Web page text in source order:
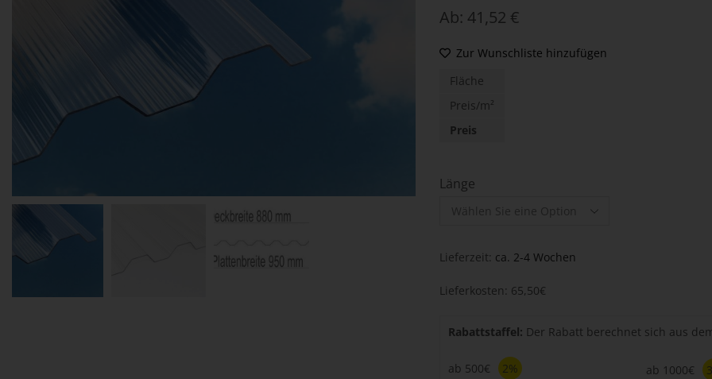
Ab: 41,52 €
Zur Wunschliste hinzufügen
Fläche
Preis/m²
Preis
Länge
Lieferzeit: ca. 2-4 Wochen
Lieferkosten: 65,50€
Rabattstaffel: Der Rabatt berechnet sich aus
ab 500€ 2% ab 1000€